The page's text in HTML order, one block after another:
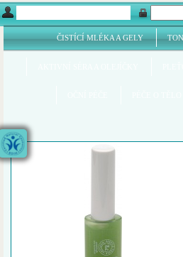
ČISTÍCÍ MLÉKA A GELY